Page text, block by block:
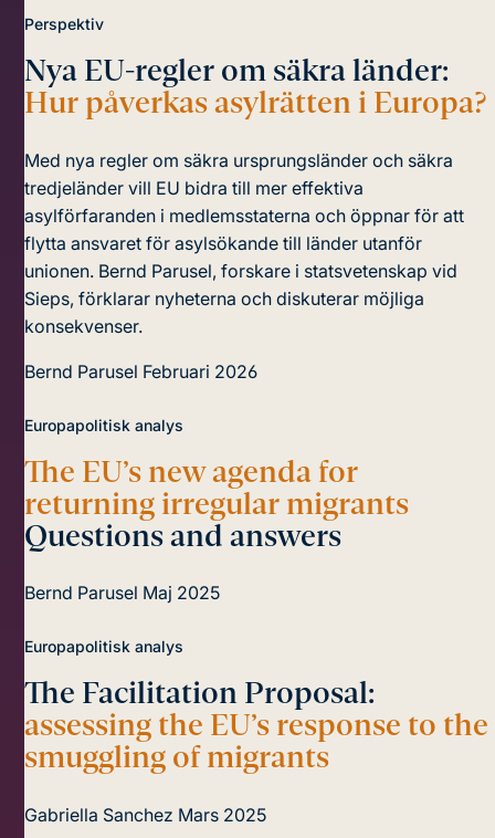
Perspektiv
Nya EU-regler om säkra länder:
Hur påverkas asylrätten i Europa?
Med nya regler om säkra ursprungsländer och säkra
tredjeländer vill EU bidra till mer effektiva
asylförfaranden i medlemsstaterna och öppnar för att
flytta ansvaret för asylsökande till länder utanför
unionen. Bernd Parusel, forskare i statsvetenskap vid
Sieps, förklarar nyheterna och diskuterar möjliga
konsekvenser.
Bernd Parusel Februari 2026
Europapolitisk analys
The EU’s new agenda for
returning irregular migrants
Questions and answers
Bernd Parusel Maj 2025
Europapolitisk analys
The Facilitation Proposal:
assessing the EU’s response to the
smuggling of migrants
Gabriella Sanchez Mars 2025